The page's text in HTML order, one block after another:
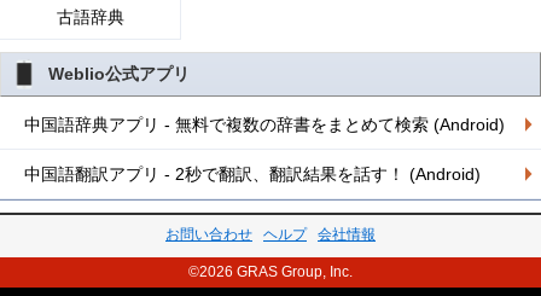
古語辞典
Weblio公式アプリ
中国語辞典アプリ - 無料で複数の辞書をまとめて検索 (Android)
中国語翻訳アプリ - 2秒で翻訳、翻訳結果を話す！ (Android)
お問い合わせ ヘルプ 会社情報
©2026 GRAS Group, Inc.